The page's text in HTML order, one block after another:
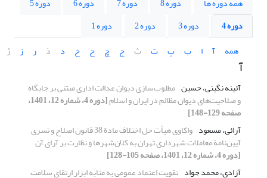
همه دوره ها دوره 8 دوره 7 دوره 6
دوره 5
دوره 4
دوره 3 دوره 2
دوره 1
همه
آ ا ب پ ت ث ج چ ح خ د ذ ر ز ژ
آ
آئینه نگینی، حسین مطلوب‌سازی دیوان عدالت اداری مبتنی بر جایگاه
و صلاحیت‌های دیوان مظالم در ایران و اسلام [دوره 4، شماره 12، 1401،
صفحه 129-148]
آرائی، مسعود
واکاوی هیأت حل اختلاف مادة 38 قانون اصلاح و تسری
آیین‌نامة معاملات شهرداری تهران به کلان‌شهرها و نظارت بر آرای آن
[دوره 4، شماره 12، 1401، صفحه 105-128]
آزادی، محمد جواد تقویت اعتماد عمومی به مثابه ابزار ارتقای سلامت